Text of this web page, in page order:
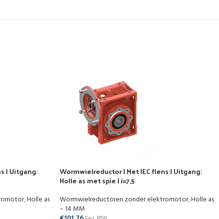
| Uitgang:
,Holle as
Wormwielreductor | Met IEC flens | Uitgang:
Holle as met spie | i=7,5
Wormwielreductoren zonder elektromotor,Holle as
– 14 MM